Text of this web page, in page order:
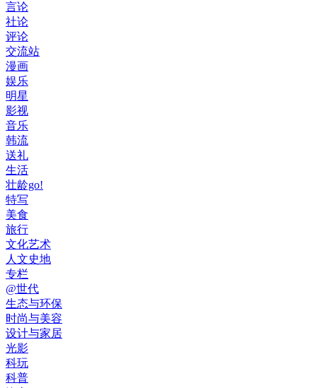
言论
社论
评论
交流站
漫画
娱乐
明星
影视
音乐
韩流
送礼
生活
壮龄go!
特写
美食
旅行
文化艺术
人文史地
专栏
@世代
生态与环保
时尚与美容
设计与家居
光影
科玩
科普